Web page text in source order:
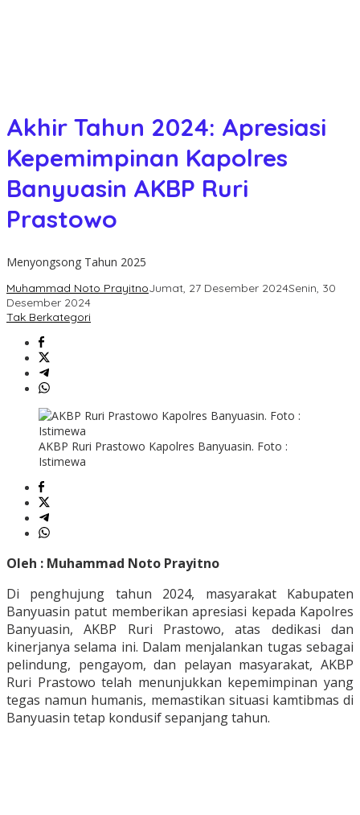
Akhir Tahun 2024: Apresiasi
Kepemimpinan Kapolres
Banyuasin AKBP Ruri
Prastowo
Menyongsong Tahun 2025
Muhammad Noto PrayitnoJumat, 27 Desember 2024Senin, 30
Desember 2024
Tak Berkategori
AKBP Ruri Prastowo Kapolres Banyuasin. Foto :
Istimewa
Oleh : Muhammad Noto Prayitno
Di penghujung tahun 2024, masyarakat Kabupaten
Banyuasin patut memberikan apresiasi kepada Kapolres
Banyuasin, AKBP Ruri Prastowo, atas dedikasi dan
kinerjanya selama ini. Dalam menjalankan tugas sebagai
pelindung, pengayom, dan pelayan masyarakat, AKBP
Ruri Prastowo telah menunjukkan kepemimpinan yang
tegas namun humanis, memastikan situasi kamtibmas di
Banyuasin tetap kondusif sepanjang tahun.